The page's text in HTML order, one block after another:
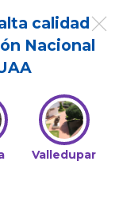
calidad
Nacional
Valledupar